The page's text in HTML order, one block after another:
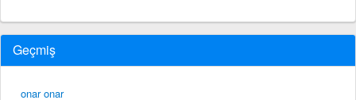
Geçmiş
onar onar